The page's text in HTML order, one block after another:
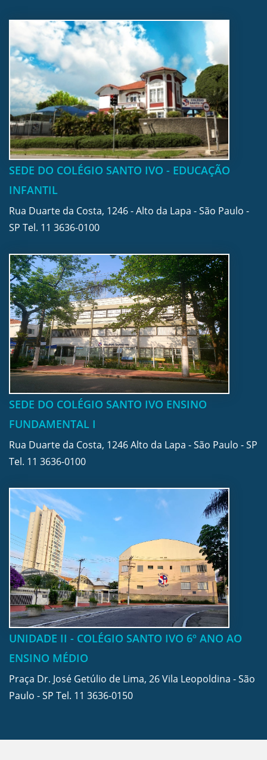
SEDE DO COLÉGIO SANTO IVO - EDUCAÇÃO
INFANTIL
Rua Duarte da Costa, 1246 - Alto da Lapa - São Paulo -
SP Tel. 11 3636-0100
SEDE DO COLÉGIO SANTO IVO ENSINO
FUNDAMENTAL I
Rua Duarte da Costa, 1246 Alto da Lapa - São Paulo - SP
Tel. 11 3636-0100
UNIDADE II - COLÉGIO SANTO IVO 6º ANO AO
ENSINO MÉDIO
Praça Dr. José Getúlio de Lima, 26 Vila Leopoldina - São
Paulo - SP Tel. 11 3636-0150